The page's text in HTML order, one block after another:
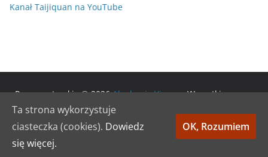
Kanał Taijiquan na YouTube
Prawa autorskie © 2026Akademia Yiquan. Wszystkie prawa
zastrzeżone.
Motyw:ColorMagstworzony przez ThemeGrill. Wspierane
Ta strona wykorzystuje
ciasteczka (cookies). Dowiedz
się więcej.
OK, Rozumiem